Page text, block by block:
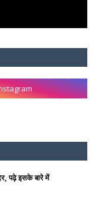
पढ़े इसके बारे में